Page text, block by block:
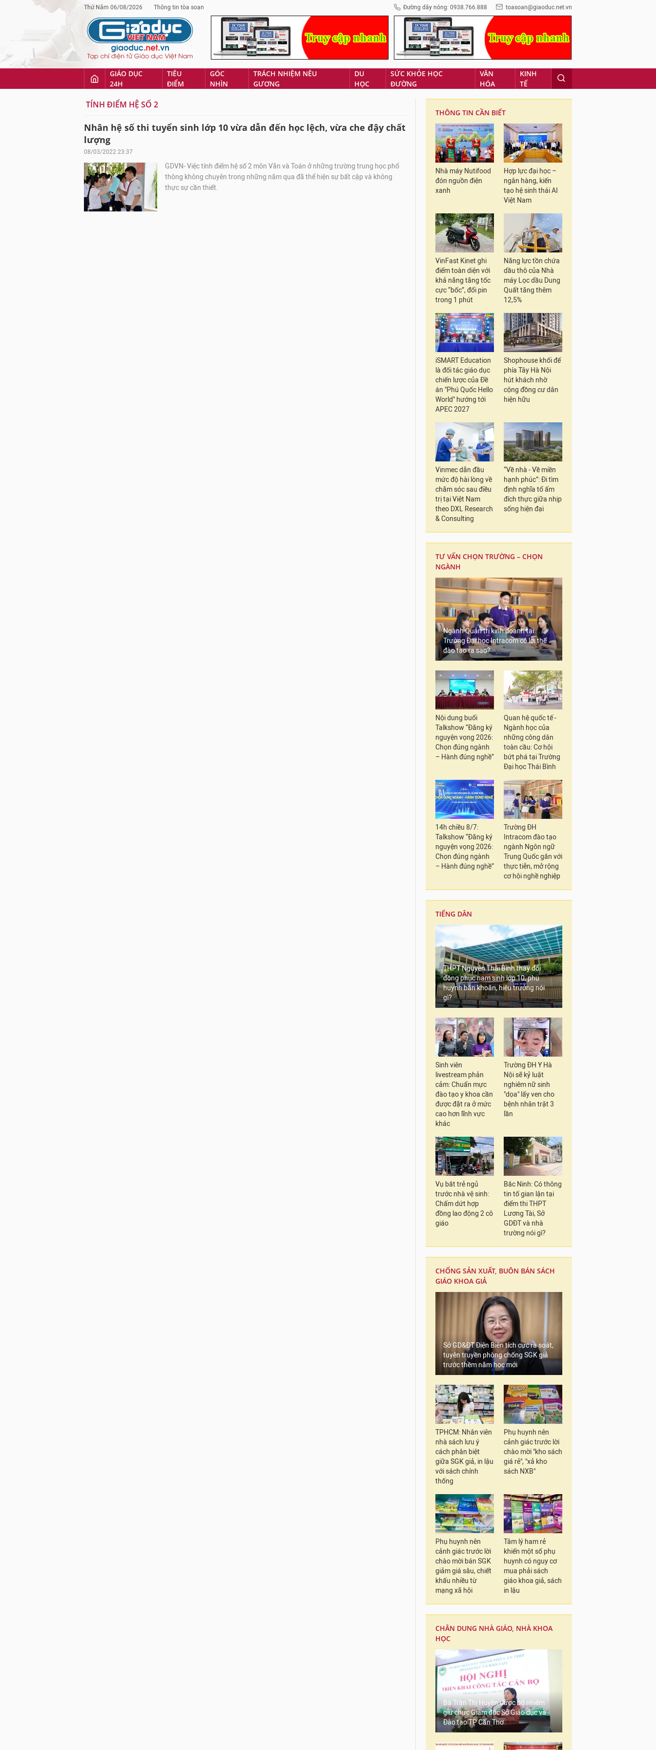
Thứ Năm 06/08/2026 Thông tin tòa soạn Đường dây nóng: 0938.766.888 toasoan@giaoduc.net.vn
GIÁO DỤC
24H
TIÊU
ĐIỂM
GÓC
NHÌN
TRÁCH NHIỆM NÊU
GƯƠNG
DU
HỌC
SỨC KHỎE HỌC
ĐƯỜNG
VĂN
HÓA
KINH
TẾ
TÍNH ĐIỂM HỆ SỐ 2
Nhân hệ số thi tuyển sinh lớp 10 vừa dẫn đến học lệch, vừa che đậy chất
lượng
08/03/2022 23:37
GDVN- Việc tính điểm hệ số 2 môn Văn và Toán ở những trường trung học phổ
thông không chuyên trong những năm qua đã thể hiện sự bất cập và không
thực sự cần thiết.
THÔNG TIN CẦN BIẾT
Nhà máy Nutifood
đón nguồn điện
xanh
Hợp lực đại học –
ngân hàng, kiến
tạo hệ sinh thái AI
Việt Nam
VinFast Kinet ghi
điểm toàn diện với
khả năng tăng tốc
cực “bốc”, đổi pin
trong 1 phút
Năng lực tồn chứa
dầu thô của Nhà
máy Lọc dầu Dung
Quất tăng thêm
12,5%
iSMART Education
là đối tác giáo dục
chiến lược của Đề
án "Phú Quốc Hello
World" hướng tới
APEC 2027
Shophouse khối đế
phía Tây Hà Nội
hút khách nhờ
cộng đồng cư dân
hiện hữu
Vinmec dẫn đầu
mức độ hài lòng về
chăm sóc sau điều
trị tại Việt Nam
theo DXL Research
& Consulting
“Về nhà - Về miền
hạnh phúc”: Đi tìm
định nghĩa tổ ấm
đích thực giữa nhịp
sống hiện đại
TƯ VẤN CHỌN TRƯỜNG – CHỌN
NGÀNH
Ngành Quản trị kinh doanh tại
Trường Đại học Intracom có lợi thế
đào tạo ra sao?
Nội dung buổi
Talkshow “Đăng ký
nguyện vọng 2026:
Chọn đúng ngành
– Hành đúng nghề”
Quan hệ quốc tế -
Ngành học của
những công dân
toàn cầu: Cơ hội
bứt phá tại Trường
Đại học Thái Bình
14h chiều 8/7:
Talkshow “Đăng ký
nguyện vọng 2026:
Chọn đúng ngành
– Hành đúng nghề”
Trường ĐH
Intracom đào tạo
ngành Ngôn ngữ
Trung Quốc gắn với
thực tiễn, mở rộng
cơ hội nghề nghiệp
TIẾNG DÂN
THPT Nguyễn Thái Bình thay đổi
đồng phục nam sinh lớp 10, phụ
huynh băn khoăn, hiệu trưởng nói
gì?
Sinh viên
livestream phản
cảm: Chuẩn mực
đào tạo y khoa cần
được đặt ra ở mức
cao hơn lĩnh vực
khác
Trường ĐH Y Hà
Nội sẽ kỷ luật
nghiêm nữ sinh
"dọa" lấy ven cho
bệnh nhân trật 3
lần
Vụ bắt trẻ ngủ
trước nhà vệ sinh:
Chấm dứt hợp
đồng lao động 2 cô
giáo
Bắc Ninh: Có thông
tin tố gian lận tại
điểm thi THPT
Lương Tài, Sở
GDĐT và nhà
trường nói gì?
CHỐNG SẢN XUẤT, BUÔN BÁN SÁCH
GIÁO KHOA GIẢ
Sở GD&ĐT Điện Biên tích cực rà soát,
tuyên truyền phòng chống SGK giả
trước thềm năm học mới
TPHCM: Nhân viên
nhà sách lưu ý
cách phân biệt
giữa SGK giả, in lậu
với sách chính
thống
Phụ huynh nên
cảnh giác trước lời
chào mời "kho sách
giá rẻ", "xả kho
sách NXB"
Phụ huynh nên
cảnh giác trước lời
chào mời bán SGK
giảm giá sâu, chiết
khấu nhiều từ
mạng xã hội
Tâm lý ham rẻ
khiến một số phụ
huynh có nguy cơ
mua phải sách
giáo khoa giả, sách
in lậu
CHÂN DUNG NHÀ GIÁO, NHÀ KHOA
HỌC
Bà Trần Thị Huyền được bổ nhiệm
giữ chức Giám đốc Sở Giáo dục và
Đào tạo TP Cần Thơ